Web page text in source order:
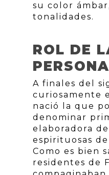
su color
tonalidades.
ROL DE
A finales del
curiosamente
nació la que
denominar
elaboradora
espirituosas
Como es bien
residentes de